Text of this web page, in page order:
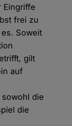
Eingriffe
frei zu
Soweit
gilt
auf
die
die